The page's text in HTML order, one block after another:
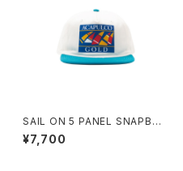
SAIL ON 5 PANEL SNAPBA
CK CAP (CHARLOTTE/WHI
TE)
¥7,700